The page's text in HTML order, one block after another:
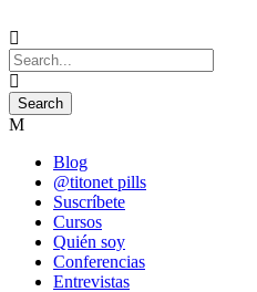
Blog
@titonet pills
Suscríbete
Cursos
Quién soy
Conferencias
Entrevistas